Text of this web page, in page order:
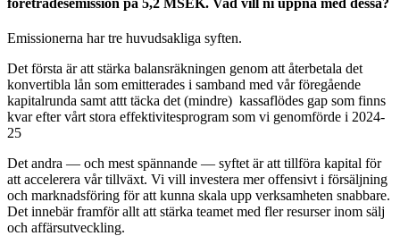
Emissionerna har tre huvudsakliga syften.
Det första är att stärka balansräkningen genom att återbetala det
konvertibla lån som emitterades i samband med vår föregående
kapitalrunda samt attt täcka det (mindre) kassaflödes gap som finns
kvar efter vårt stora effektivitesprogram som vi genomförde i 2024-
25
Det andra — och mest spännande — syftet är att tillföra kapital för
att accelerera vår tillväxt. Vi vill investera mer offensivt i försäljning
och marknadsföring för att kunna skala upp verksamheten snabbare.
Det innebär framför allt att stärka teamet med fler resurser inom sälj
och affärsutveckling.